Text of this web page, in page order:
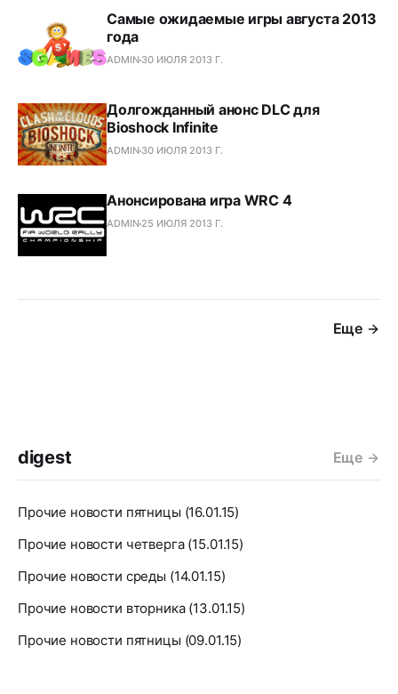
Самые ожидаемые игры августа 2013
года
ADMIN 30 ИЮЛЯ 2013 Г.
Долгожданный анонс DLC для
Bioshock Infinite
ADMIN 30 ИЮЛЯ 2013 Г.
Анонсирована игра WRC 4
ADMIN 25 ИЮЛЯ 2013 Г.
Еще
digest Еще
Прочие новости пятницы (16.01.15)
Прочие новости четверга (15.01.15)
Прочие новости среды (14.01.15)
Прочие новости вторника (13.01.15)
Прочие новости пятницы (09.01.15)